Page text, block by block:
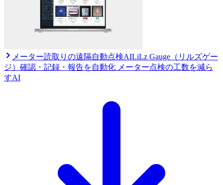
メーター読取りの遠隔自動点検AILiLz Gauge（リルズゲー
ジ） 確認・記録・報告を自動化 メーター点検の工数を減ら
すAI